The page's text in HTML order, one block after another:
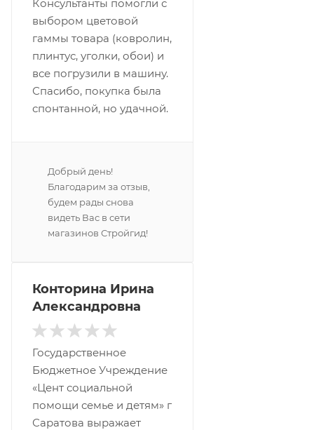
Консультанты помогли с
выбором цветовой
гаммы товара (ковролин,
плинтус, уголки, обои) и
все погрузили в машину.
Спасибо, покупка была
спонтанной, но удачной.
Добрый день!
Благодарим за отзыв,
будем рады снова
видеть Вас в сети
магазинов Стройгид!
Конторина Ирина
Александровна
Государственное
Бюджетное Учреждение
«Цент социальной
помощи семье и детям» г
Саратова выражает